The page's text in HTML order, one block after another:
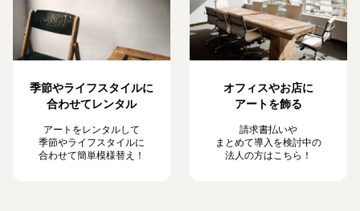
季節やライフスタイルに
合わせてレンタル
アートをレンタルして
季節やライフスタイルに
合わせて簡単模様替え！
オフィスやお店に
アートを飾る
請求書払いや
まとめて導入を検討中の
法人の方はこちら！